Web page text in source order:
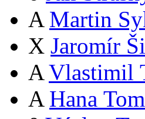
A Martin
X Jaromír
A Vlastimil
A Hana